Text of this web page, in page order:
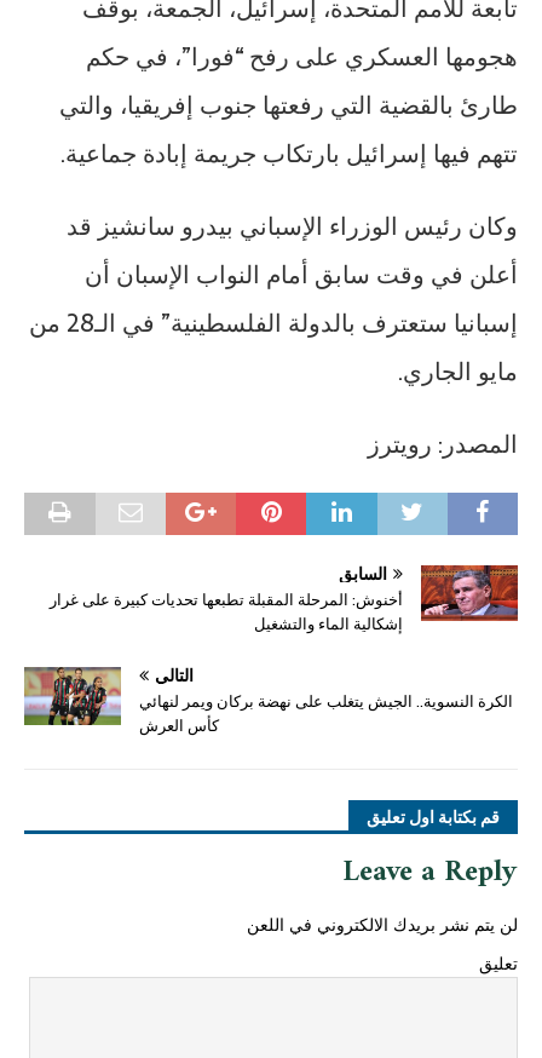
تابعة للأمم المتحدة، إسرائيل، الجمعة، بوقف
هجومها العسكري على رفح “فورا”، في حكم
طارئ بالقضية التي رفعتها جنوب إفريقيا، والتي
تتهم فيها إسرائيل بارتكاب جريمة إبادة جماعية.
وكان رئيس الوزراء الإسباني بيدرو سانشيز قد
أعلن في وقت سابق أمام النواب الإسبان أن
إسبانيا ستعترف بالدولة الفلسطينية” في الـ28 من
مايو الجاري.
المصدر: رويترز
السابق
أخنوش: المرحلة المقبلة تطبعها تحديات كبيرة على غرار
إشكالية الماء والتشغيل
التالي
الكرة النسوية.. الجيش يتغلب على نهضة بركان ويمر لنهائي
كأس العرش
قم بكتابة اول تعليق
Leave a Reply
لن يتم نشر بريدك الالكتروني في اللعن
تعليق